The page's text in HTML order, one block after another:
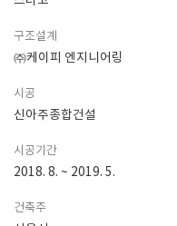
구조설계
㈜케이피 엔지니어링
시공
신아주종합건설
시공기간
2018. 8. ~ 2019. 5.
건축주